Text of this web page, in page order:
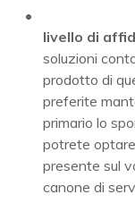
livello di
soluzioni
prodotto di
preferite
primario lo
potrete
presente sul
canone di